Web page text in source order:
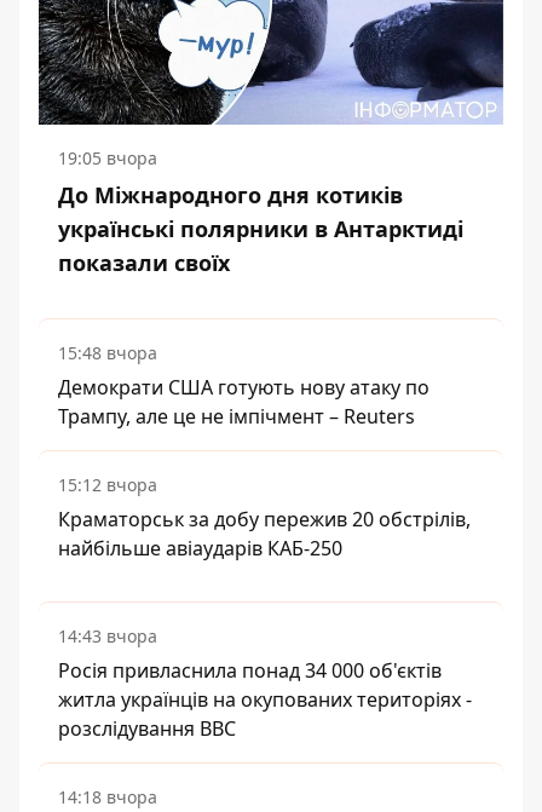
19:05 вчора
До Міжнародного дня котиків
українські полярники в Антарктиді
показали своїх
15:48 вчора
Демократи США готують нову атаку по
Трампу, але це не імпічмент – Reuters
15:12 вчора
Краматорськ за добу пережив 20 обстрілів,
найбільше авіаударів КАБ-250
14:43 вчора
Росія привласнила понад 34 000 об'єктів
житла українців на окупованих територіях -
розслідування BBC
14:18 вчора